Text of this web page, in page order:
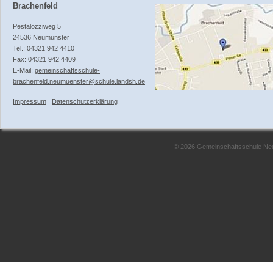
Brachenfeld
Pestalozziweg 5
24536 Neumünster
Tel.: 04321 942 4410
Fax: 04321 942 4409
E-Mail: gemeinschaftsschule-
brachenfeld.neumuenster@schule.landsh.de
Impressum Datenschutzerklärung
© 2026 Gemeinschaftsschule